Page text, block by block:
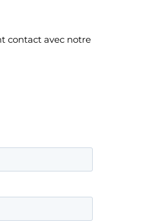
contact avec notre